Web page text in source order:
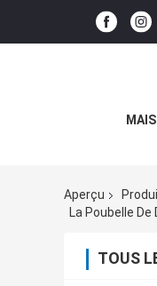
Aperçu
TOUS